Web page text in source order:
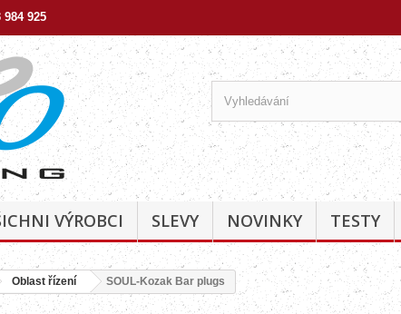
984 925
VÝROBCI SLEVY NOVINKY TESTY
Oblast řízení SOUL-Kozak Bar plugs